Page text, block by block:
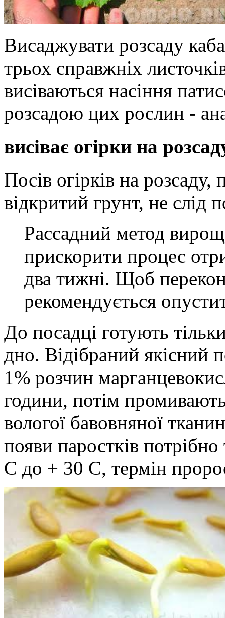
Висаджувати розсаду
трьох справжніх
висіваються насіння
розсадою цих рослин -
висіває огірки на
Посів огірків на
відкритий грунт, не слід
Рассадний метод
прискорити процес
два тижні. Щоб
рекомендується
До посадці готують
дно. Відібраний якісний
1% розчин
години, потім
вологої бавовняної
появи паростків
С до + 30 С, термін